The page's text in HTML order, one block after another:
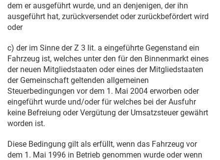
dem er ausgeführt wurde, und an denjenigen, der ihn
ausgeführt hat, zurückversendet oder zurückbefördert wird
oder
c) der im Sinne der Z 3 lit. a eingeführte Gegenstand ein
Fahrzeug ist, welches unter den für den Binnenmarkt eines
der neuen Mitgliedstaaten oder eines der Mitgliedstaaten
der Gemeinschaft geltenden allgemeinen
Steuerbedingungen vor dem 1. Mai 2004 erworben oder
eingeführt wurde und/oder für welches bei der Ausfuhr
keine Befreiung oder Vergütung der Umsatzsteuer gewährt
worden ist.
Diese Bedingung gilt als erfüllt, wenn das Fahrzeug vor
dem 1. Mai 1996 in Betrieb genommen wurde oder wenn